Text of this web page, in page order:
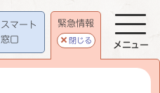
スマート
窓口
緊急情報
閉じる
メニュー